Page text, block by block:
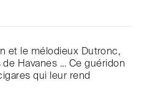
et le mélodieux Dutronc,
Havanes … Ce guéridon
qui leur rend